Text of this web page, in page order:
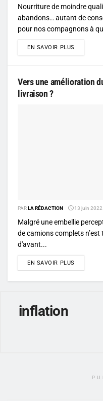
Nourriture de moindre
abandons… autant de
pour nos compagnons à
EN SAVOIR PLUS
Vers une amélioration
livraison ?
PARLA RÉDACTION 13 juin 2022
Malgré une embellie
de camions complets
d'avant...
EN SAVOIR PLUS
inflation